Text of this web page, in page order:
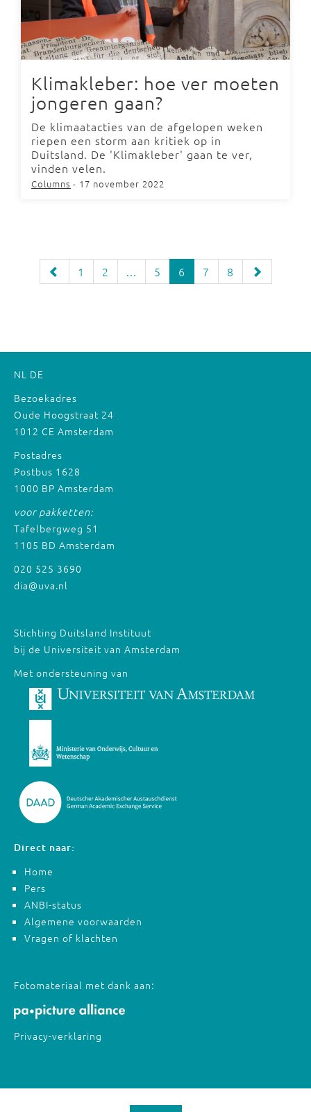
Klimakleber: hoe ver moeten
jongeren gaan?
De klimaatacties van de afgelopen weken
riepen een storm aan kritiek op in
Duitsland. De 'Klimakleber' gaan te ver,
vinden velen.
Columns - 17 november 2022
1 2 ... 5 6 7 8
NL DE
Bezoekadres
Oude Hoogstraat 24
1012 CE Amsterdam
Postadres
Postbus 1628
1000 BP Amsterdam
voor pakketten:
Tafelbergweg 51
1105 BD Amsterdam
020 525 3690
dia@uva.nl
Stichting Duitsland Instituut
bij de Universiteit van Amsterdam
Met ondersteuning van
Direct naar:
Home
Pers
ANBI-status
Algemene voorwaarden
Vragen of klachten
Fotomateriaal met dank aan:
Privacy-verklaring